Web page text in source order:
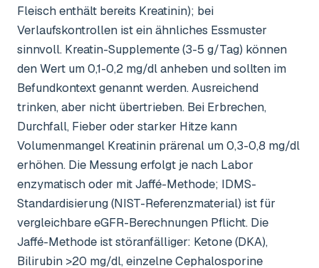
Fleisch enthält bereits Kreatinin); bei
Verlaufskontrollen ist ein ähnliches Essmuster
sinnvoll. Kreatin-Supplemente (3-5 g/Tag) können
den Wert um 0,1-0,2 mg/dl anheben und sollten im
Befundkontext genannt werden. Ausreichend
trinken, aber nicht übertrieben. Bei Erbrechen,
Durchfall, Fieber oder starker Hitze kann
Volumenmangel Kreatinin prärenal um 0,3-0,8 mg/dl
erhöhen. Die Messung erfolgt je nach Labor
enzymatisch oder mit Jaffé-Methode; IDMS-
Standardisierung (NIST-Referenzmaterial) ist für
vergleichbare eGFR-Berechnungen Pflicht. Die
Jaffé-Methode ist störanfälliger: Ketone (DKA),
Bilirubin >20 mg/dl, einzelne Cephalosporine